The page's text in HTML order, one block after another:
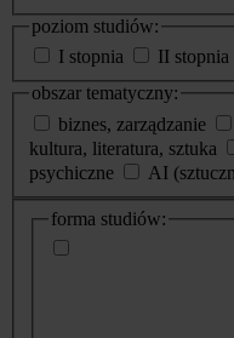
poziom studiów:
I stopnia
II stopnia
obszar tematyczny:
biznes, zarządzanie
kultura, literatura, sztuka
psychiczne
AI
dodatkowe
informacje
forma studiów: